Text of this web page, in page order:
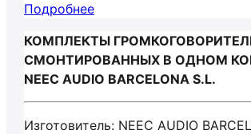
Подробнее
КОМПЛЕКТЫ
СМОНТИРОВАННЫХ В ОДНОМ
NEEC AUDIO BARCELONA S.L.
Изготовитель: NEEC AUDIO